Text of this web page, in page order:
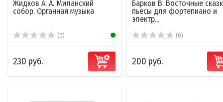
Жидков А. А. Миланский
собор. Органная музыка
(0)
230 руб.
Барков В. Восточные
пьесы для фортепиано и
электр...
(0)
200 руб.